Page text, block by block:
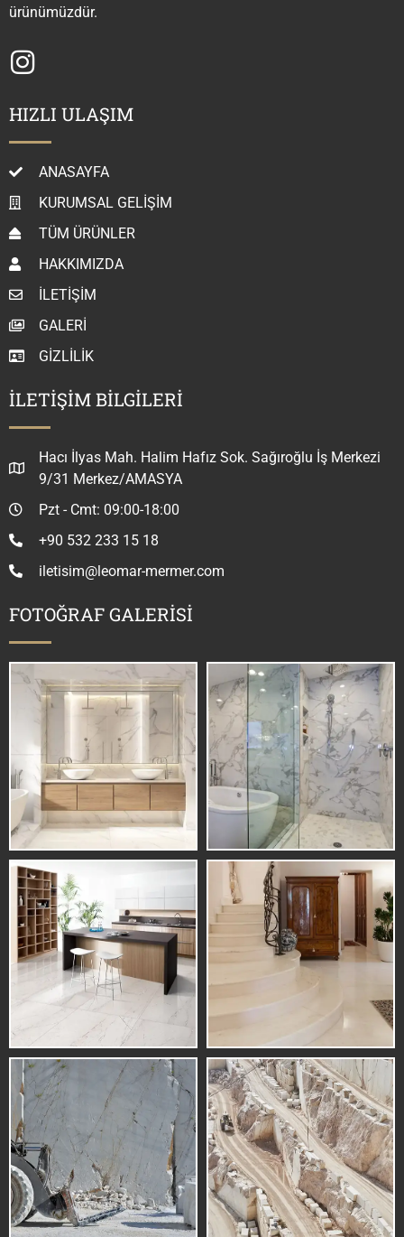
ürünümüzdür.
HIZLI ULAŞIM
ANASAYFA
KURUMSAL GELIŞIM
TÜM ÜRÜNLER
HAKKIMIZDA
İLETIŞIM
GALERI
GIZLILIK
İLETİŞİM BİLGİLERİ
Hacı İlyas Mah. Halim Hafız Sok. Sağıroğlu İş Merkezi
9/31 Merkez/AMASYA
Pzt - Cmt: 09:00-18:00
+90 532 233 15 18
iletisim@leomar-mermer.com
FOTOĞRAF GALERİSİ